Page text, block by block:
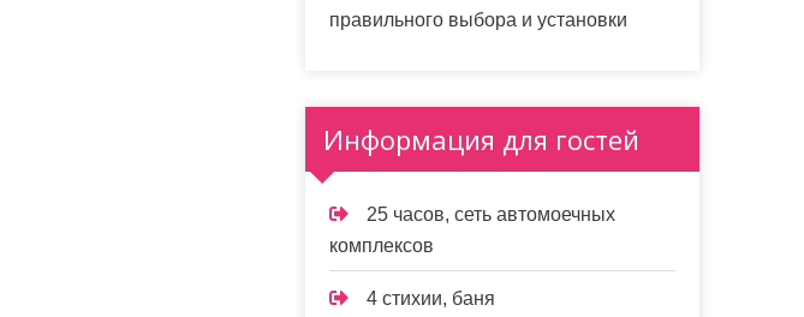
правильного выбора и установки
Информация для гостей
25 часов, сеть автомоечных
комплексов
4 стихии, баня